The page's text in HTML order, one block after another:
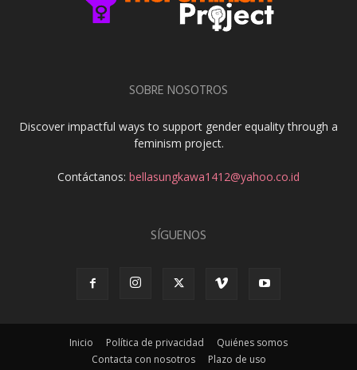
SOBRE NOSOTROS
Discover impactful ways to support gender equality through a
feminism project.
Contáctanos: bellasungkawa1412@yahoo.co.id
SÍGUENOS
Inicio Política de privacidad
Quiénes somos
Contacta con nosotros
Plazo de uso